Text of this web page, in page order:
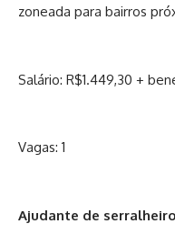
zoneada para bairros
Salário: R$1.449,30 +
Vagas: 1
Ajudante de serralheiro